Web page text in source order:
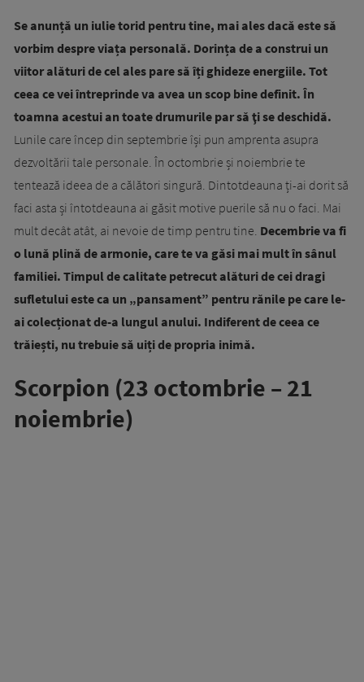
Se anunță un iulie torid pentru tine, mai ales dacă este să
vorbim despre viața personală. Dorința de a construi un
viitor alături de cel ales pare să îți ghideze energiile. Tot
ceea ce vei întreprinde va avea un scop bine definit. În
toamna acestui an toate drumurile par să ţi se deschidă.
Lunile care încep din septembrie își pun amprenta asupra
dezvoltării tale personale. În octombrie și noiembrie te
tentează ideea de a călători singură. Dintotdeauna ți-ai dorit să
faci asta și întotdeauna ai găsit motive puerile să nu o faci. Mai
mult decât atât, ai nevoie de timp pentru tine. Decembrie va fi
o lună plină de armonie, care te va găsi mai mult în sânul
familiei. Timpul de calitate petrecut alături de cei dragi
sufletului este ca un „pansament” pentru rănile pe care le-
ai colecționat de-a lungul anului. Indiferent de ceea ce
trăiești, nu trebuie să uiți de propria inimă.
Scorpion (23 octombrie – 21
noiembrie)